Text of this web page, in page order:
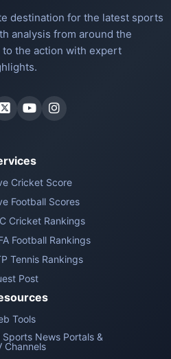
destination for the latest sports
analysis from around the
the action with expert
Cricket Score
Football Scores
Cricket Rankings
Football Rankings
Tennis Rankings
Post
Tools
Sports News Portals &
Channels